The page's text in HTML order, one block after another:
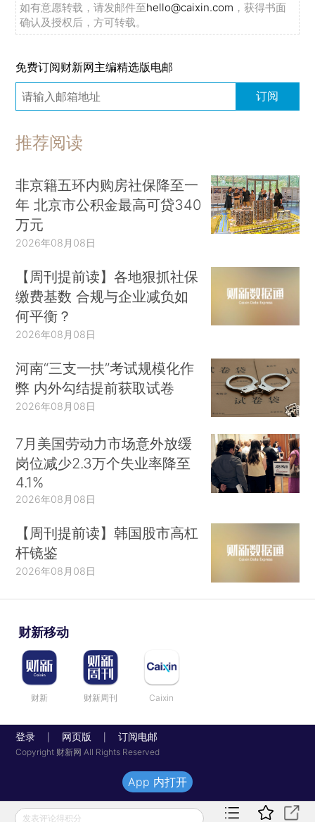
如有意愿转载，请发邮件至hello@caixin.com ，获得书面
确认及授权后，方可转载。
免费订阅财新网主编精选版电邮
订阅
推荐阅读
非京籍五环内购房社保降至一
年 北京市公积金最高可贷340
万元
2026年08月08日
【周刊提前读】各地狠抓社保
缴费基数 合规与企业减负如
何平衡？
2026年08月08日
河南“三支一扶”考试规模化作
弊 内外勾结提前获取试卷
2026年08月08日
7月美国劳动力市场意外放缓
岗位减少2.3万个失业率降至
4.1%
2026年08月08日
【周刊提前读】韩国股市高杠
杆镜鉴
2026年08月08日
财新移动
财新 财新周刊 Caixin
登录 网页版 订阅电邮
Copyright 财新网 All Rights Reserved
发表评论得积分
App 内打开